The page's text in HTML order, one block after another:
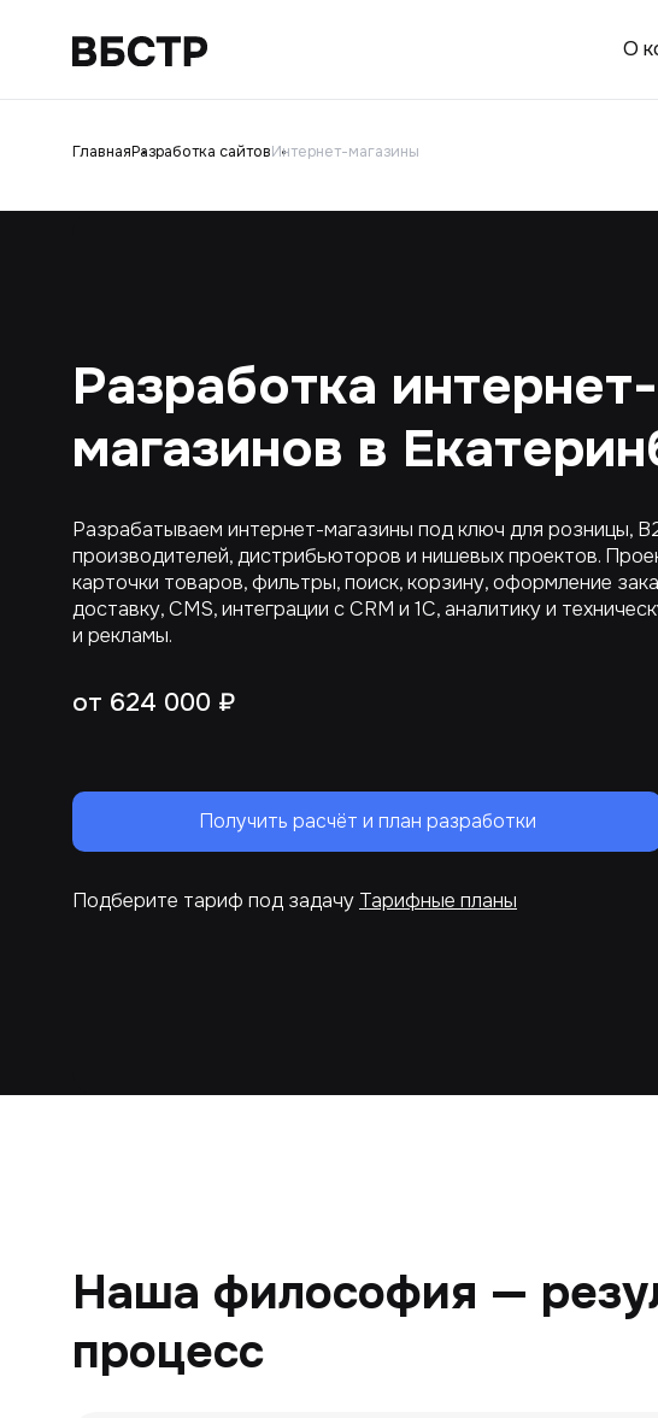
О
ГлавнаяРазработка сайтовИнтернет-магазины
Разработка интернет-
магазинов в
Разрабатываем интернет-магазины под ключ для розницы,
производителей, дистрибьюторов и нишевых проектов.
карточки товаров, фильтры, поиск, корзину, оформление
доставку, CMS, интеграции с CRM и 1C, аналитику и
и рекламы.
от 624 000 ₽
Получить расчёт и план разработки
Подберите тариф под задачу Тарифные планы
Наша философия —
процесс